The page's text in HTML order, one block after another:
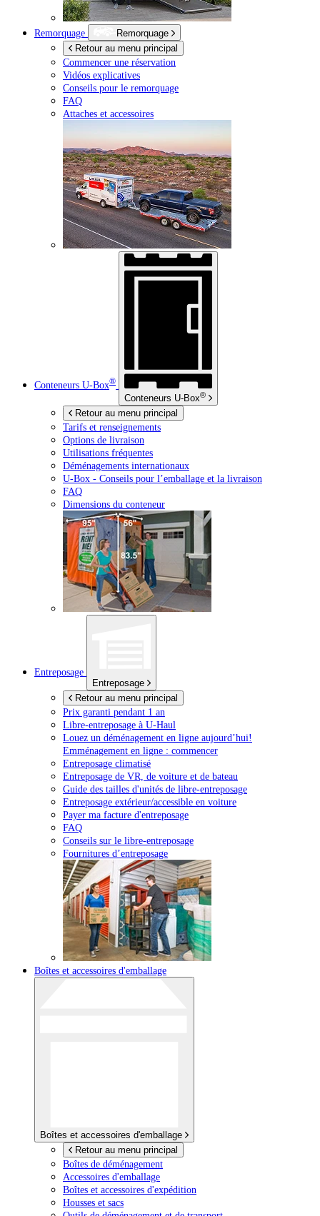
Remorquage
Remorquage
Retour au menu principal
Commencer une réservation
Vidéos explicatives
Conseils pour le remorquage
FAQ
Attaches et accessoires
Conteneurs U-Box®
Conteneurs U-Box®
Retour au menu principal
Tarifs et renseignements
Options de livraison
Utilisations fréquentes
Déménagements internationaux
U-Box - Conseils pour l’emballage et la livraison
FAQ
Dimensions du conteneur
Entreposage
Entreposage
Retour au menu principal
Prix garanti pendant 1 an
Libre-entreposage à U-Haul
Louez un déménagement en ligne aujourd’hui!
Emménagement en ligne : commencer
Entreposage climatisé
Entreposage de VR, de voiture et de bateau
Guide des tailles d'unités de libre-entreposage
Entreposage extérieur/accessible en voiture
Payer ma facture d'entreposage
FAQ
Conseils sur le libre-entreposage
Fournitures d’entreposage
Boîtes et accessoires d'emballage
Boîtes et accessoires d'emballage
Retour au menu principal
Boîtes de déménagement
Accessoires d'emballage
Boîtes et accessoires d'expédition
Housses et sacs